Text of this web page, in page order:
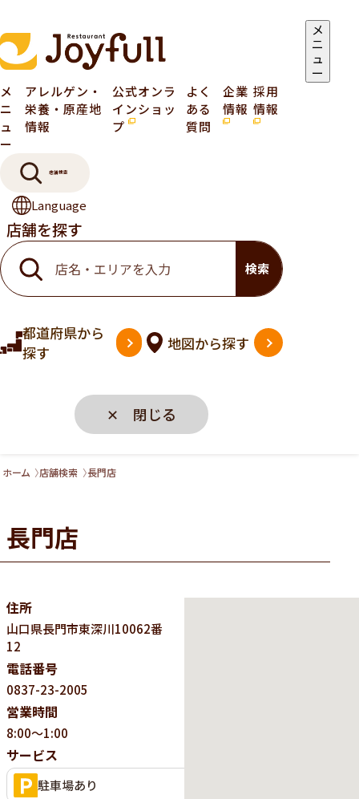
メ
ニ
ュ
ー
メ
ニ
ュ
ー
アレルゲン・
栄養・原産地
情報
公式オンラ
インショッ
プ
よく
ある
質問
企業
情報
採用
情報
店舗検索
Language
店舗を探す
検索
都道府県から
探す
地図から探す
✕ 閉じる
ホーム 店舗検索 長門店
長門店
住所
山口県長門市東深川10062番
12
電話番号
0837-23-2005
営業時間
8:00～1:00
サービス
駐車場あり